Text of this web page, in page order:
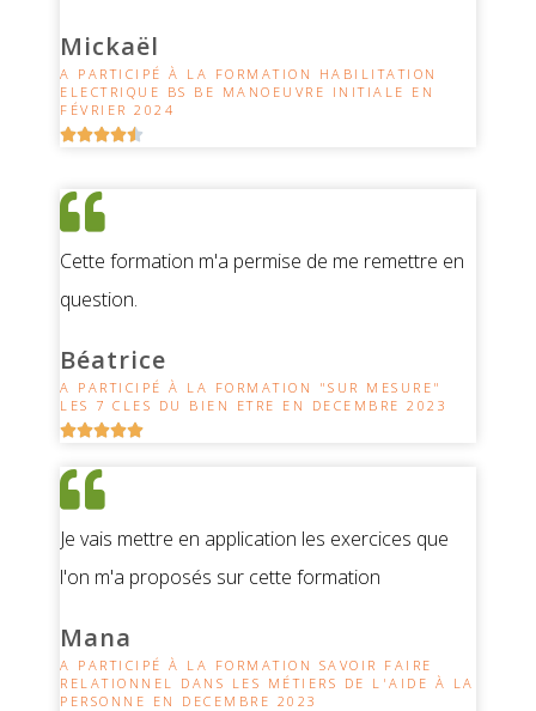
Mickaël
A PARTICIPÉ À LA FORMATION HABILITATION
ELECTRIQUE BS BE MANOEUVRE INITIALE EN
FÉVRIER 2024

Cette formation m'a permise de me remettre en
question.
Béatrice
A PARTICIPÉ À LA FORMATION "SUR MESURE"
LES 7 CLES DU BIEN ETRE EN DECEMBRE 2023

Je vais mettre en application les exercices que
l'on m'a proposés sur cette formation
Mana
A PARTICIPÉ À LA FORMATION SAVOIR FAIRE
RELATIONNEL DANS LES MÉTIERS DE L'AIDE À LA
PERSONNE EN DECEMBRE 2023